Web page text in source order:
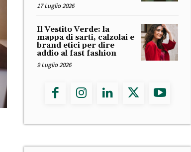
17 Luglio 2026
Il Vestito Verde: la
mappa di sarti, calzolai e
brand etici per dire
addio al fast fashion
9 Luglio 2026